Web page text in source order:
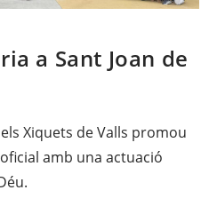
a Sant Joan de
Xiquets de Valls promou
amb una actuació